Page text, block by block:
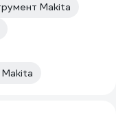
Makita